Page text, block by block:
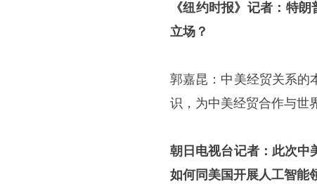
《纽约时报》记者：特
立场？
郭嘉昆：中美经贸关系的
识，为中美经贸合作与世
朝日电视台记者：此次中
如何同美国开展人工智能